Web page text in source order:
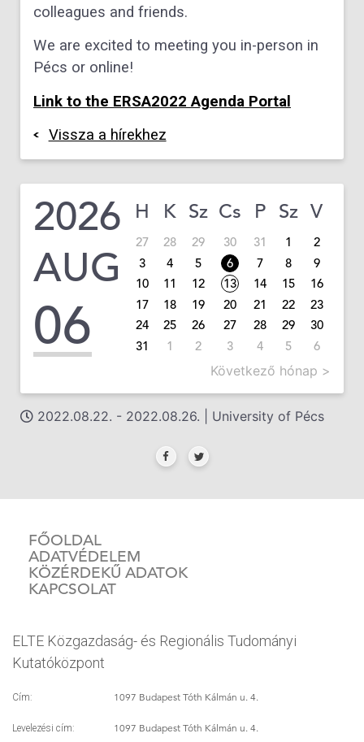
colleagues and friends.
We are excited to meeting you in-person in
Pécs or online!
Link to the ERSA2022 Agenda Portal
Vissza a hírekhez
2026
AUG
06
H K Sz Cs P Sz V
27 28 29 30 31 1
2
3
4 5 6 7 8
9
10
11 12 13 14 15
16
17
18 19 20 21 22
23
24
25 26 27 28 29
30
31
1 2 3 4 5 6
Következő hónap >
2022.08.22. - 2022.08.26. | University of Pécs
FŐOLDAL
ADATVÉDELEM
KÖZÉRDEKŰ ADATOK
KAPCSOLAT
ELTE Közgazdaság- és Regionális Tudományi
Kutatóközpont
Cím: 1097 Budapest Tóth Kálmán u. 4.
Levelezési cím: 1097 Budapest Tóth Kálmán u. 4.